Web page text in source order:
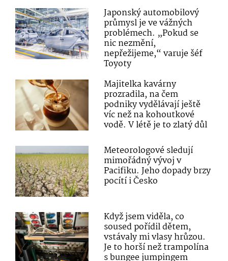
Japonský automobilový
průmysl je ve vážných
problémech. „Pokud se
nic nezmění,
nepřežijeme,“ varuje šéf
Toyoty
Majitelka kavárny
prozradila, na čem
podniky vydělávají ještě
víc než na kohoutkové
vodě. V létě je to zlatý důl
Meteorologové sledují
mimořádný vývoj v
Pacifiku. Jeho dopady brzy
pocítí i Česko
Když jsem viděla, co
soused pořídil dětem,
vstávaly mi vlasy hrůzou.
Je to horší než trampolína
s bungee jumpingem